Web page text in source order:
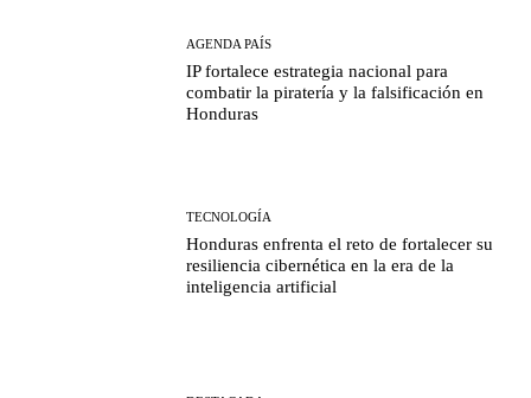
AGENDA PAÍS
IP fortalece estrategia nacional para
combatir la piratería y la falsificación en
Honduras
TECNOLOGÍA
Honduras enfrenta el reto de fortalecer su
resiliencia cibernética en la era de la
inteligencia artificial